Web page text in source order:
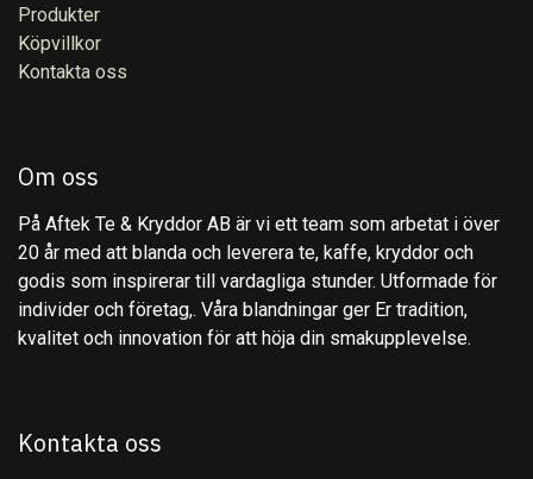
Produkter
Köpvillkor
Kontakta oss
Om oss
På Aftek Te & Kryddor AB är vi ett team som arbetat i över
20 år med att blanda och leverera te, kaffe, kryddor och
godis som inspirerar till vardagliga stunder. Utformade för
individer och företag,. Våra blandningar ger Er tradition,
kvalitet och innovation för att höja din smakupplevelse.
Kontakta oss